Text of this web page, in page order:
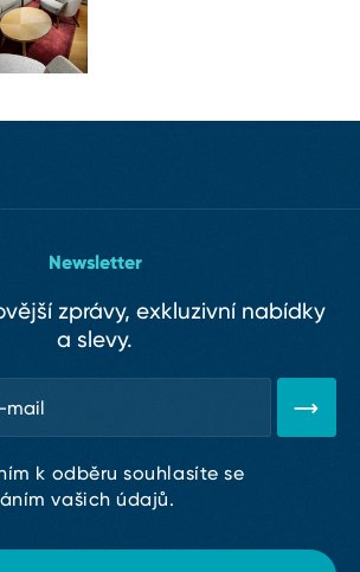
Newsletter
zprávy, exkluzivní nabídky
a slevy.
k odběru souhlasíte se
vašich údajů.